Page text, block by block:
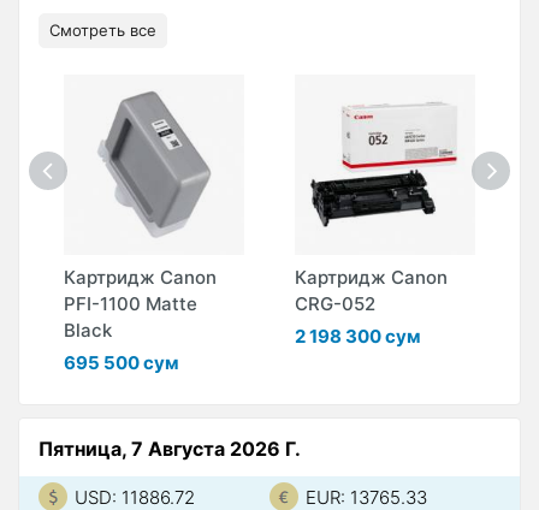
Смотреть все
Картридж Canon
PFI-1100 Matte
Black
695 500 сум
Картридж Canon
CRG-052
2 198 300 сум
Пятница, 7 Августа 2026 Г.
USD: 11886.72 EUR: 13765.33